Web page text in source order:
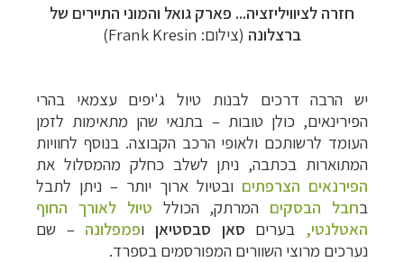
חזרה לציוויליזציה... פארק גואל והמוני התיירים של
ברצלונה (צילום: Frank Kresin)
יש הרבה דרכים לבנות טיול ג'יפים עצמאי בהרי
הפירינאים, כולן טובות– בתנאי שהן מתאימות לזמן
העומד לרשותכם ולאופי הרכב הקבוצה.בנוסף לחוויות
המתוארות בכתבה, ניתן לשלב כחלק מהמסלול את
הפירנאים הצרפתים ובטיול ארוך יותר – ניתן לתבל
בחבל הבסקים המרתק, הכולל טיול לאורך החוף
האטלנטי, בערים סאן סבסטיאןופמפלונה – שם
נערכים מרוצי השוורים המפורסמים בספרד.